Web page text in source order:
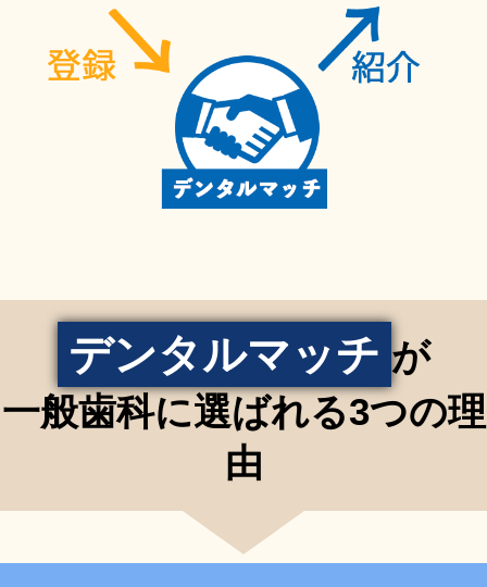
デンタルマッチ が
一般歯科に選ばれる3つの理
由